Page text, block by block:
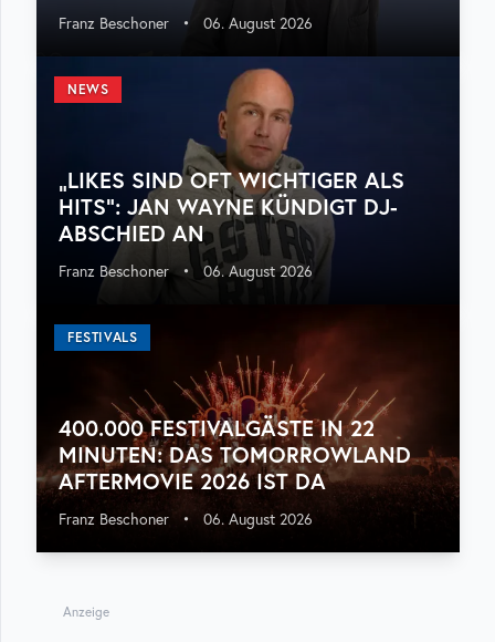
Franz Beschoner • 06. August 2026
NEWS
„LIKES SIND OFT WICHTIGER ALS
HITS“: JAN WAYNE KÜNDIGT DJ-
ABSCHIED AN
Franz Beschoner • 06. August 2026
FESTIVALS
400.000 FESTIVALGÄSTE IN 22
MINUTEN: DAS TOMORROWLAND
AFTERMOVIE 2026 IST DA
Franz Beschoner • 06. August 2026
Anzeige